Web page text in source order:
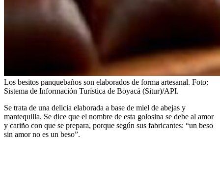
Los besitos panquebaños son elaborados de forma artesanal. Foto:
Sistema de Información Turística de Boyacá (Situr)/API.
Se trata de una delicia elaborada a base de miel de abejas y
mantequilla. Se dice que el nombre de esta golosina se debe al amor
y cariño con que se prepara, porque según sus fabricantes: “un beso
sin amor no es un beso”.